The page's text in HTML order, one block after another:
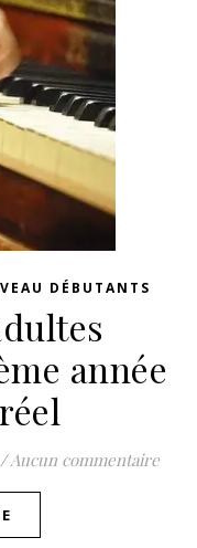
DÉBUTANTS
année
/Aucun commentaire